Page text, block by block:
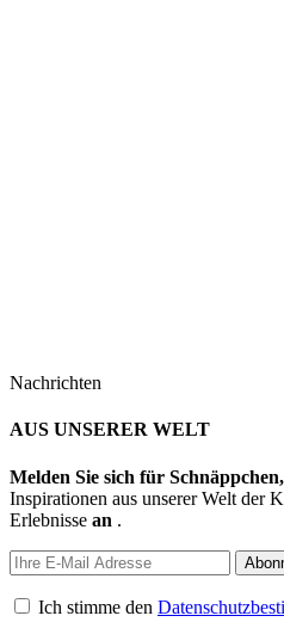
Nachrichten
AUS UNSERER WELT
Melden Sie sich für
Inspirationen aus unserer Welt der
Erlebnisse an .
Ich stimme den